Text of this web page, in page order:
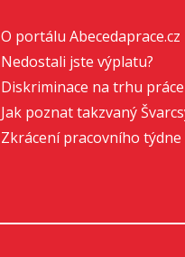
O portálu Abecedaprace.cz
Nedostali jste výplatu?
Diskriminace na trhu práce
Jak poznat takzvaný
Zkrácení pracovního týdne